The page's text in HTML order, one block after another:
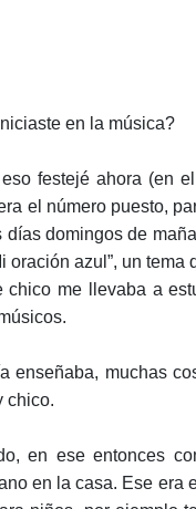
en la música?
festejé ahora (en
el número puesto,
domingos de
azul”, un
me llevaba a
enseñaba, muchas
chico.
en ese entonces
en la casa. Ese era